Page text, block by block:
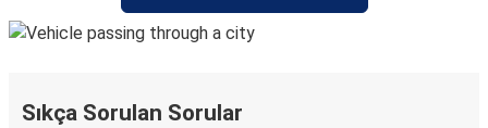
Sıkça Sorulan Sorular